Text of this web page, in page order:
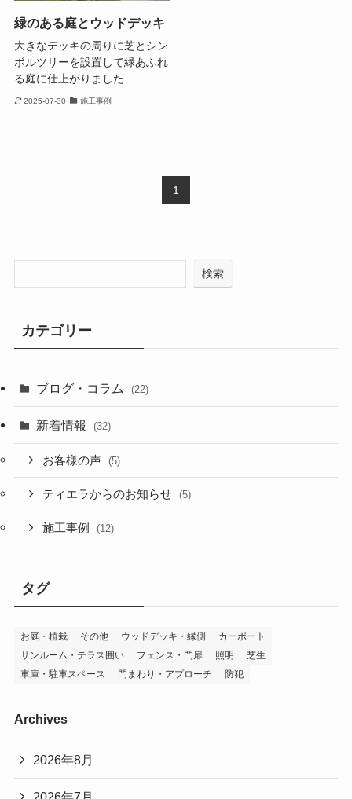
緑のある庭とウッドデッキ
大きなデッキの周りに芝とシン
ボルツリーを設置して緑あふれ
る庭に仕上がりました...
2025-07-30 施工事例
1
検索
カテゴリー
ブログ・コラム (22)
新着情報 (32)
お客様の声 (5)
ティエラからのお知らせ (5)
施工事例 (12)
タグ
お庭・植栽 その他 ウッドデッキ・縁側
カーポート
サンルーム・テラス囲い
フェンス・門扉 照明
芝生
車庫・駐車スペース
門まわり・アプローチ 防犯
Archives
2026年8月